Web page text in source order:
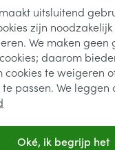
uitsluitend
zijn
We maken geen
daarom
cookies te weigeren
passen. We
Oké, ik begrijp het